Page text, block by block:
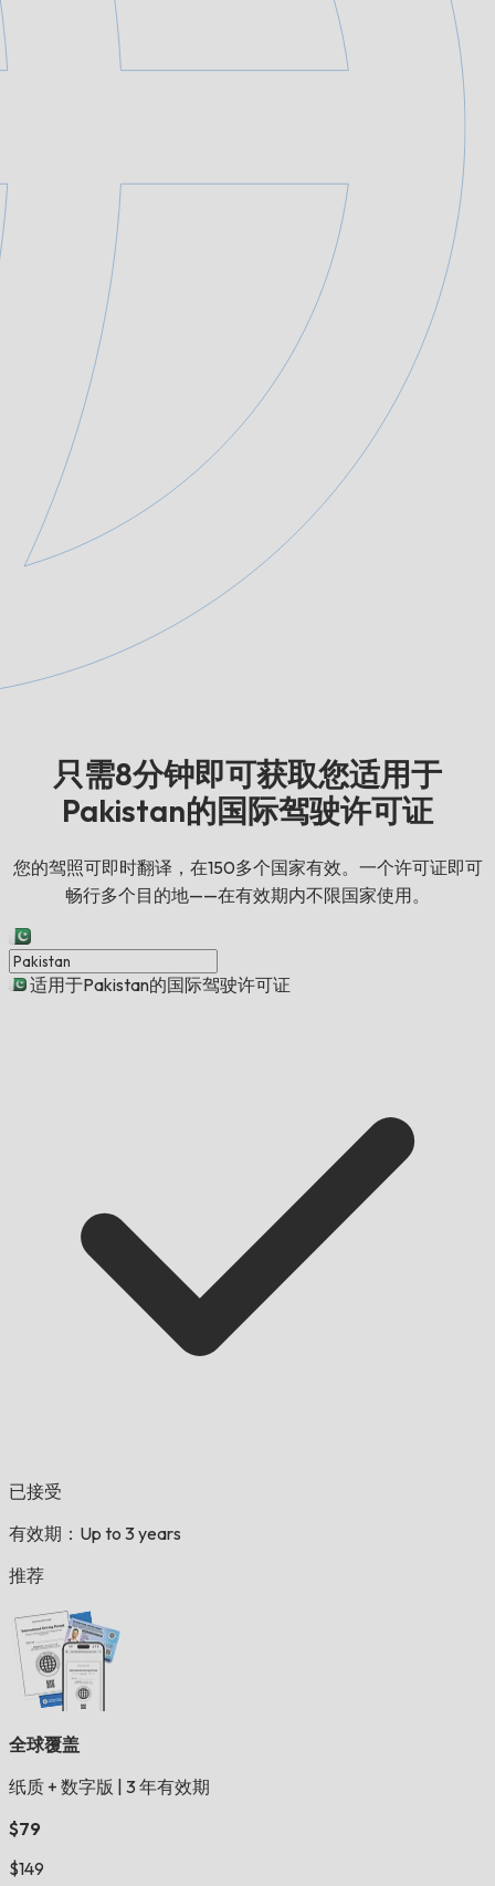
只需8分钟即可获取您适用于
Pakistan的国际驾驶许可证
您的驾照可即时翻译，在150多个国家有效。一个许可证即可
畅行多个目的地——在有效期内不限国家使用。
适用于Pakistan的国际驾驶许可证
已接受
有效期：Up to 3 years
推荐
全球覆盖
纸质 + 数字版
3 年有效期
$79
$149